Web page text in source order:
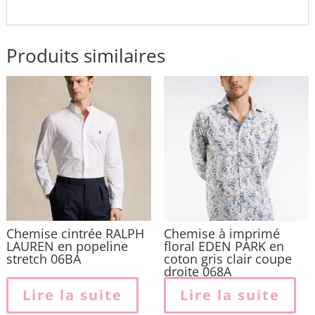
Produits similaires
Chemise cintrée RALPH
LAUREN en popeline
stretch 06BA
Lire la suite
Chemise à imprimé
floral EDEN PARK en
coton gris clair coupe
droite 068A
Lire la suite